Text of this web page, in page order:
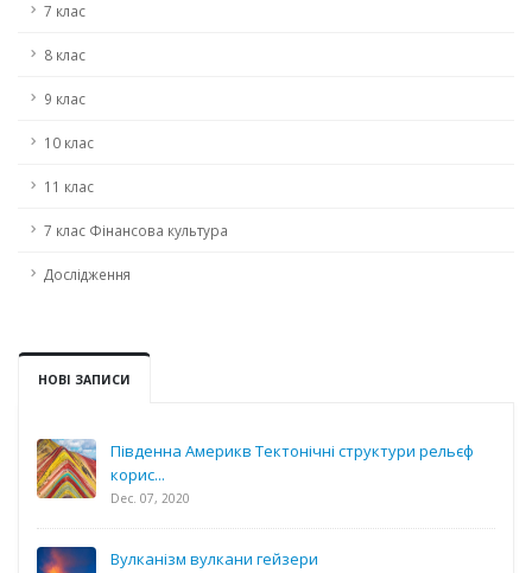
7 клас
8 клас
9 клас
10 клас
11 клас
7 клас Фінансова культура
Дослідження
НОВІ ЗАПИСИ
Південна Америкв Тектонічні структури рельєф
корис...
Dec. 07, 2020
Вулканізм вулкани гейзери